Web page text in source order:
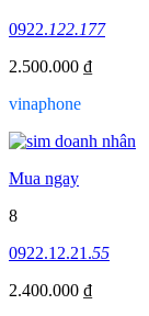
0922.122.177
2.500.000 ₫
vinaphone
Mua ngay
8
0922.12.21.55
2.400.000 ₫